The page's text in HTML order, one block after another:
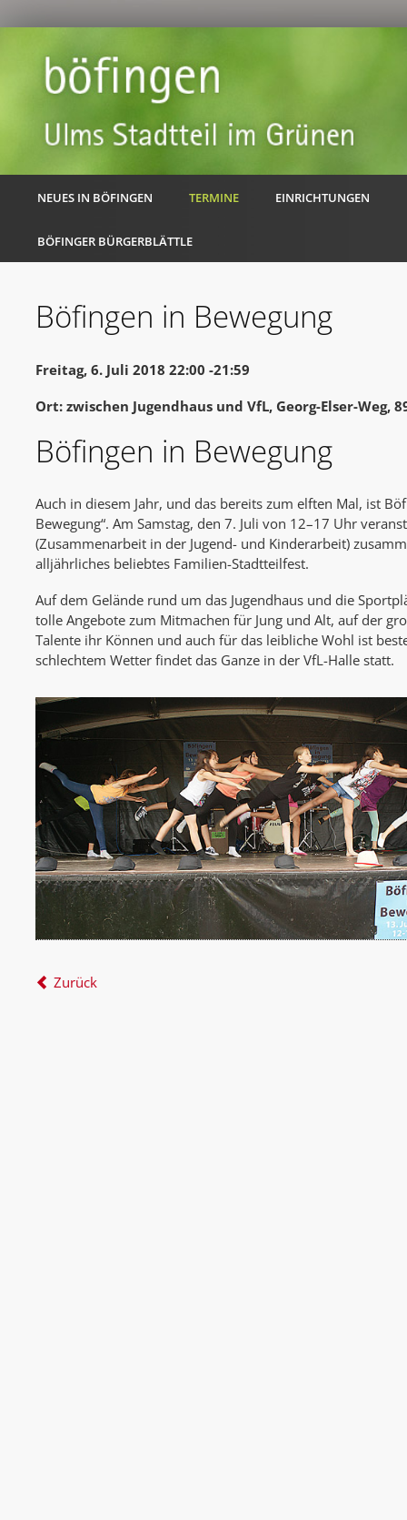
NEUES IN BÖFINGEN TERMINE EINRICHTUNGEN
BÖFINGER BÜRGERBLÄTTLE
Böfingen in Bewegung
Freitag, 6. Juli 2018 22:00 -21:59
Ort: zwischen Jugendhaus und VfL, Georg-Elser-Weg,
Böfingen in Bewegung
Auch in diesem Jahr, und das bereits zum elften Mal, ist
Bewegung“. Am Samstag, den 7. Juli von 12–17 Uhr
(Zusammenarbeit in der Jugend- und Kinderarbeit)
alljährliches beliebtes Familien-Stadtteilfest.
Auf dem Gelände rund um das Jugendhaus und die
tolle Angebote zum Mitmachen für Jung und Alt, auf der
Talente ihr Können und auch für das leibliche Wohl ist
schlechtem Wetter findet das Ganze in der VfL-Halle statt.
Zurück